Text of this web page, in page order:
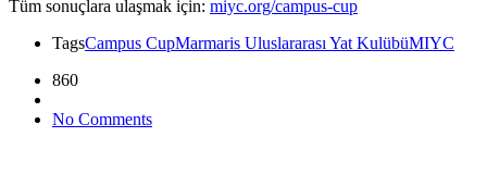
Tüm sonuçlara ulaşmak için: miyc.org/campus-cup
TagsCampus CupMarmaris Uluslararası Yat KulübüMIYC
860
No Comments